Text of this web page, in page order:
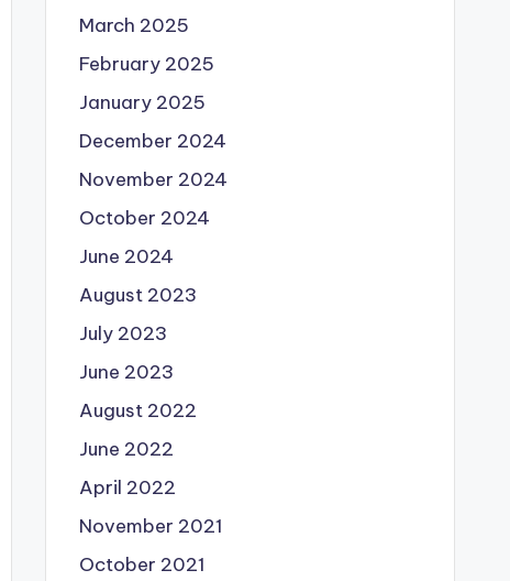
March 2025
February 2025
January 2025
December 2024
November 2024
October 2024
June 2024
August 2023
July 2023
June 2023
August 2022
June 2022
April 2022
November 2021
October 2021